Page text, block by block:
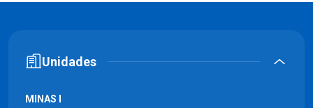
Unidades
MINAS I